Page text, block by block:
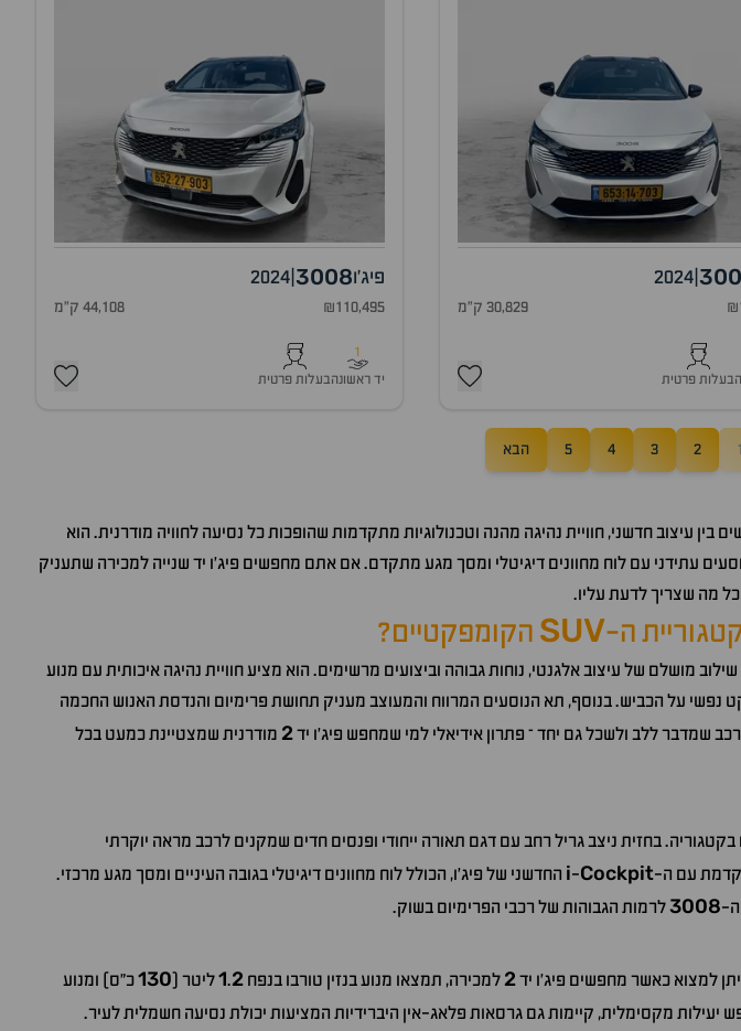
2024
30,829 ק"מ
בעלות פרטית
פיג'ו3008
2024
₪110,495 44,108 ק"מ
1
יד ראשונהבעלות פרטית
1
2
3
4
5 הבא
עיצוב חדשני, חוויית נהיגה מהנה וטכנולוגיות מתקדמות שהופכות כל נסיעה לחוויה מודרנית. הוא
עתידני עם לוח מחוונים דיגיטלי ומסך מגע מתקדם. אם אתם מחפשים פיג'ו יד שנייה למכירה שתעניק
כל מה שצריך לדעת עליו.
ה-SUV הקומפקטיים?
מושלם של עיצוב אלגנטי, נוחות גבוהה וביצועים מרשימים. הוא מציע חוויית נהיגה איכותית עם מנוע
נפשי על הכביש. בנוסף, תא הנוסעים המרווח והמעוצב מעניק תחושת פרימיום והנדסת האנוש החכמה
שמדבר ללב ולשכל גם יחד – פתרון אידיאלי למי שמחפש פיג'ו יד2 מודרנית שמצטיינת כמעט בכל
בחזית ניצב גריל רחב עם דגם תאורה ייחודי ופנסים חדים שמקנים לרכב מראה יוקרתי
עם ה-
i-Cockpit
החדשני של פיג'ו, הכולל לוח מחוונים דיגיטלי בגובה העיניים ומסך מגע מרכזי.
ה-3008לרמות הגבוהות של רכבי הפרימיום בשוק.
למצוא כאשר מחפשים פיג'ו יד2 למכירה, תמצאו מנוע בנזין טורבו בנפח 1.2 ליטר ( 130כ"ס) ומנוע
יעילות מקסימלית, קיימות גם גרסאות פלאג-אין היברידיות המציעות יכולת נסיעה חשמלית לעיר.